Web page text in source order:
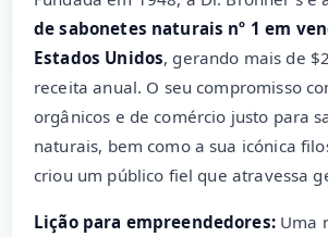
de sabonetes naturais nº 1 em
Estados Unidos, gerando mais de
receita anual. O seu compromisso
orgânicos e de comércio justo para
naturais, bem como a sua icónica
criou um público fiel que atravessa
Lição para empreendedores:Uma